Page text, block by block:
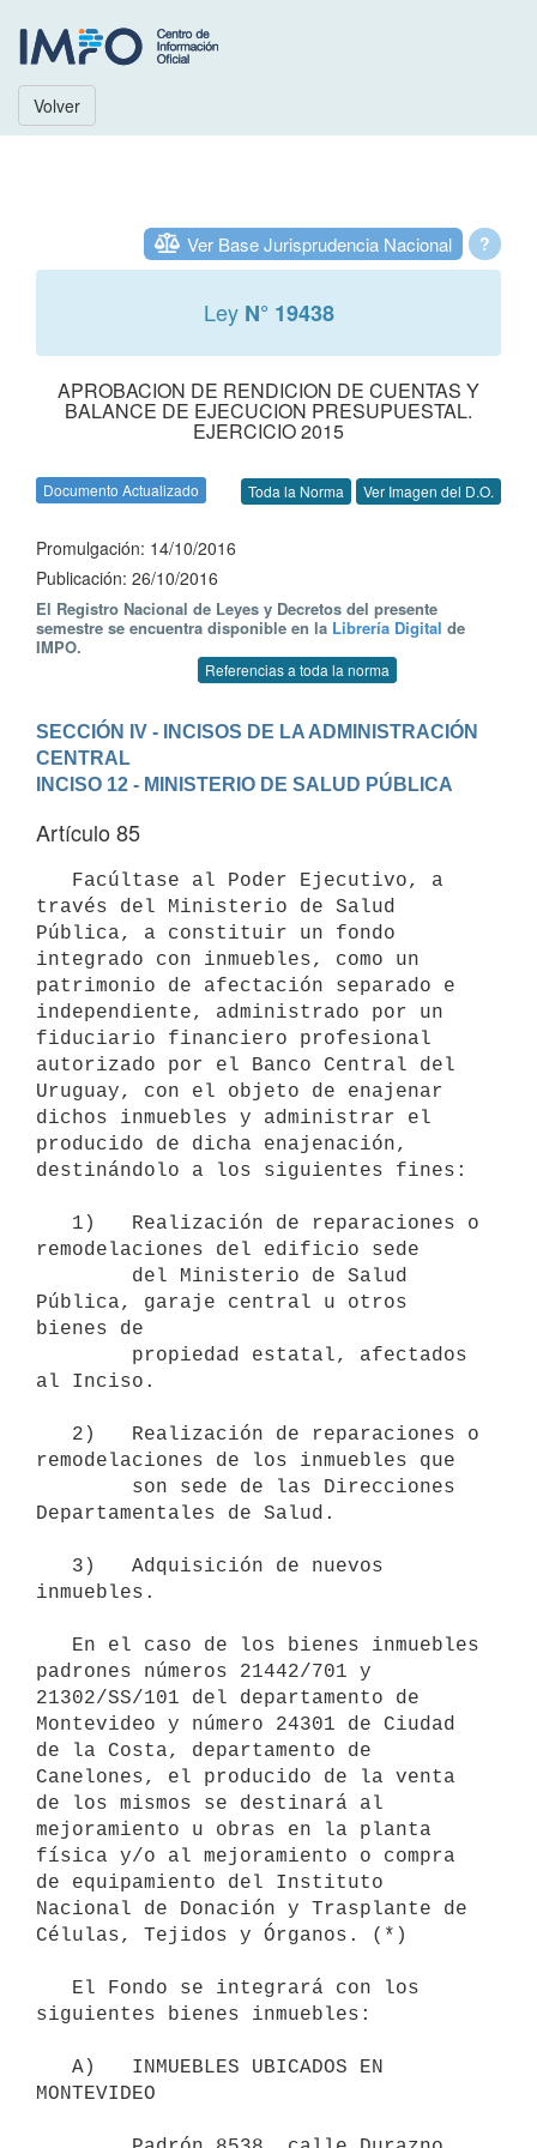
Volver
?
Ver Base Jurisprudencia Nacional
Ley N° 19438
APROBACION DE RENDICION DE CUENTAS Y
BALANCE DE EJECUCION PRESUPUESTAL.
EJERCICIO 2015
Documento Actualizado Toda la Norma Ver Imagen del D.O.
Promulgación: 14/10/2016
Publicación: 26/10/2016
El Registro Nacional de Leyes y Decretos del presente
semestre se encuentra disponible en la Librería Digital de
IMPO.
Referencias a toda la norma
SECCIÓN IV - INCISOS DE LA ADMINISTRACIÓN
CENTRAL
INCISO 12 - MINISTERIO DE SALUD PÚBLICA
Artículo 85
través del Ministerio de Salud
Pública, a constituir un fondo
integrado con inmuebles, como un
patrimonio de afectación separado e
independiente, administrado por un
fiduciario financiero profesional
autorizado por el Banco Central del
Uruguay, con el objeto de enajenar
dichos inmuebles y administrar el
producido de dicha enajenación,
destinándolo a los siguientes fines:
remodelaciones del edificio sede
Pública, garaje central u otros
bienes de
al Inciso.
remodelaciones de los inmuebles que
Departamentales de Salud.
inmuebles.
padrones números 21442/701 y
21302/SS/101 del departamento de
Montevideo y número 24301 de Ciudad
de la Costa, departamento de
Canelones, el producido de la venta
de los mismos se destinará al
mejoramiento u obras en la planta
física y/o al mejoramiento o compra
de equipamiento del Instituto
Nacional de Donación y Trasplante de
Células, Tejidos y Órganos. (*)
siguientes bienes inmuebles:
MONTEVIDEO